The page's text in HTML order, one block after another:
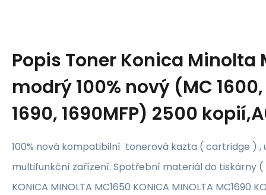
Popis Toner Konica Minolta
modrý 100% nový (MC 1600,
1690, 1690MFP) 2500
100% nová kompatibilní tonerová kazta ( cartridge ) ,
multifunkční zařízení. Spotřební materiál do tiskárny
KONICA MINOLTA MC1650 KONICA MINOLTA MC1690